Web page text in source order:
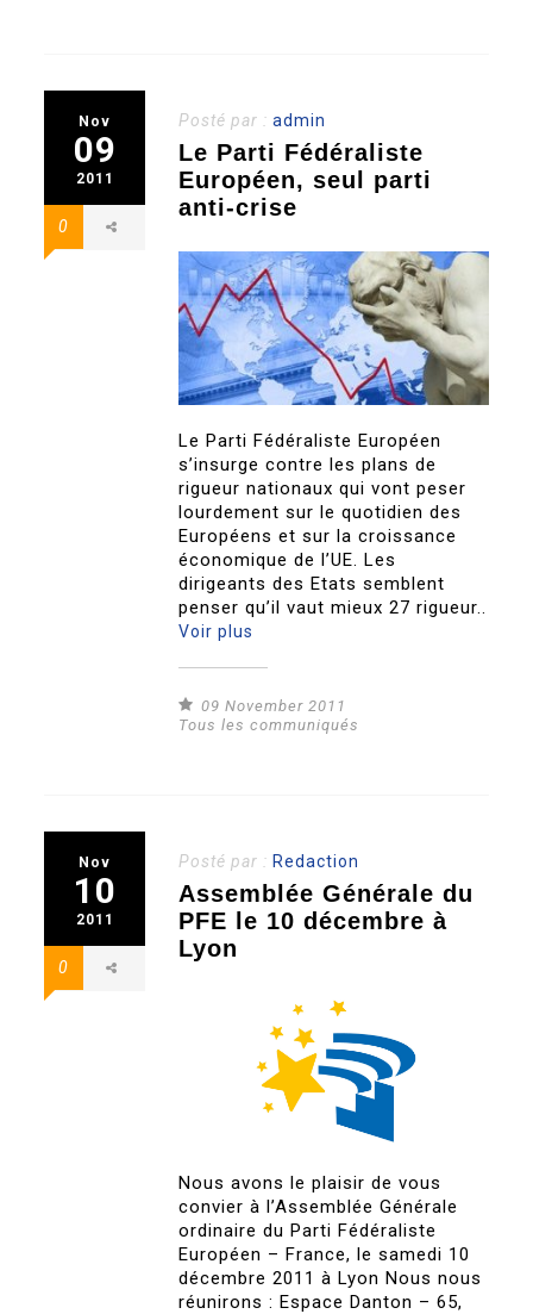
Nov
09
2011
0
Posté par :admin
Le Parti Fédéraliste
Européen, seul parti
anti-crise
Le Parti Fédéraliste Européen
s’insurge contre les plans de
rigueur nationaux qui vont peser
lourdement sur le quotidien des
Européens et sur la croissance
économique de l’UE. Les
dirigeants des Etats semblent
penser qu’il vaut mieux 27 rigueur..
Voir plus
09 November 2011
Tous les communiqués
Nov
10
2011
0
Posté par : Redaction
Assemblée Générale du
PFE le 10 décembre à
Lyon
Nous avons le plaisir de vous
convier à l’Assemblée Générale
ordinaire du Parti Fédéraliste
Européen – France, le samedi 10
décembre 2011 à Lyon Nous nous
réunirons : Espace Danton – 65,